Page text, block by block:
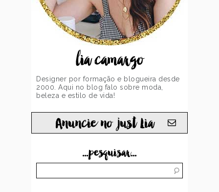
lia camargo
Designer por formação e blogueira desde
2000. Aqui no blog falo sobre moda,
beleza e estilo de vida!
Anuncie no just Lia
...pesquisar...